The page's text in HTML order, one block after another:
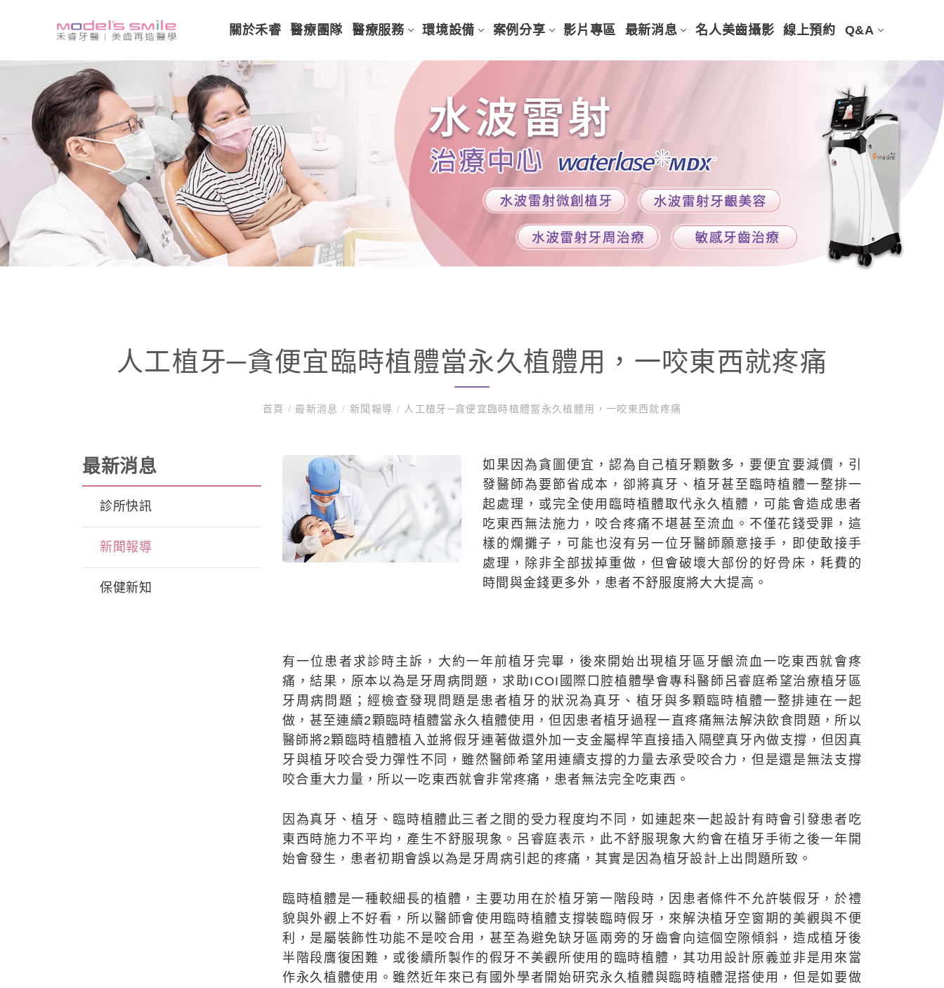
關於禾睿 醫療團隊 醫療服務 環境設備 案例分享 影片專區 最新消息 名人美齒攝影 線上預約 Q&A
人工植牙─貪便宜臨時植體當永久植體用，一咬東西就疼痛
首頁 / 最新消息/ 新聞報導 / 人工植牙─貪便宜臨時植體當永久植體用，一咬東西就疼痛
最新消息
診所快訊
新聞報導
保健新知
如果因為貪圖便宜，認為自己植牙顆數多，要便宜要減價，引
發醫師為要節省成本，卻將真牙、植牙甚至臨時植體一整排一
起處理，或完全使用臨時植體取代永久植體，可能會造成患者
吃東西無法施力，咬合疼痛不堪甚至流血。不僅花錢受罪，這
樣的爛攤子，可能也沒有另一位牙醫師願意接手，即使敢接手
處理，除非全部拔掉重做，但會破壞大部份的好骨床，耗費的
時間與金錢更多外，患者不舒服度將大大提高。
有一位患者求診時主訴，大約一年前植牙完畢，後來開始出現植牙區牙齦流血一吃東西就會疼
痛，結果，原本以為是牙周病問題，求助ICOI國際口腔植體學會專科醫師呂睿庭希望治療植牙區
牙周病問題；經檢查發現問題是患者植牙的狀況為真牙、植牙與多顆臨時植體一整排連在一起
做，甚至連續2顆臨時植體當永久植體使用，但因患者植牙過程一直疼痛無法解決飲食問題，所以
醫師將2顆臨時植體植入並將假牙連著做還外加一支金屬桿竿直接插入隔壁真牙內做支撐，但因真
牙與植牙咬合受力彈性不同，雖然醫師希望用連續支撐的力量去承受咬合力，但是還是無法支撐
咬合重大力量，所以一吃東西就會非常疼痛，患者無法完全吃東西。
因為真牙、植牙、臨時植體此三者之間的受力程度均不同，如連起來一起設計有時會引發患者吃
東西時施力不平均，產生不舒服現象。呂睿庭表示，此不舒服現象大約會在植牙手術之後一年開
始會發生，患者初期會誤以為是牙周病引起的疼痛，其實是因為植牙設計上出問題所致。
臨時植體是一種較細長的植體，主要功用在於植牙第一階段時，因患者條件不允許裝假牙，於禮
貌與外觀上不好看，所以醫師會使用臨時植體支撐裝臨時假牙，來解決植牙空窗期的美觀與不便
利，是屬裝飾性功能不是咬合用，甚至為避免缺牙區兩旁的牙齒會向這個空隙傾斜，造成植牙後
半階段膺復困難，或後續所製作的假牙不美觀所使用的臨時植體，其功用設計原義並非是用來當
作永久植體使用。雖然近年來已有國外學者開始研究永久植體與臨時植體混搭使用，但是如要做